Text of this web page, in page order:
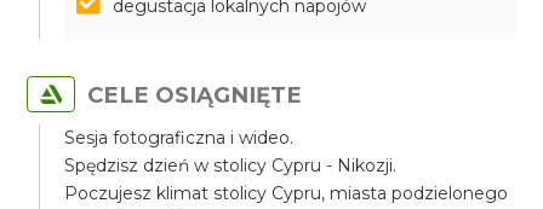
degustacja lokalnych napojów
CELE OSIĄGNIĘTE
Sesja fotograficzna i wideo.
Spędzisz dzień w stolicy Cypru - Nikozji.
Poczujesz klimat stolicy Cypru, miasta podzielonego